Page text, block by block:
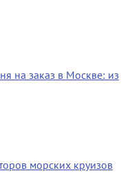
на заказ в Москве: из
морских круизов